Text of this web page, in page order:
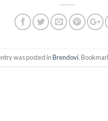
was posted inBrendovi.